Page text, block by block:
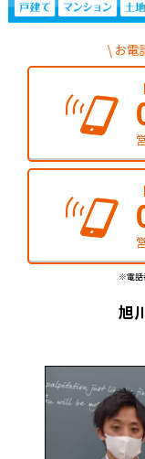
お電
※電話
旭